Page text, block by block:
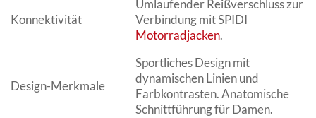
Konnektivität
Umlaufender Reißverschluss zur
Verbindung mit SPIDI
Motorradjacken.
Design-Merkmale
Sportliches Design mit
dynamischen Linien und
Farbkontrasten. Anatomische
Schnittführung für Damen.